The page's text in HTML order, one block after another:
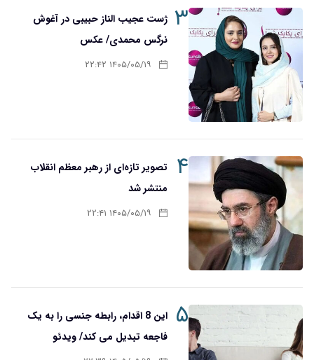
۳ ژست عجیب الناز حبیبی در آغوش
نرگس محمدی/ عکس
۱۴۰۵/۰۵/۱۹ ۲۲:۴۲
۴
تصویر تازه‌ای از رهبر معظم انقلاب
منتشر شد
۱۴۰۵/۰۵/۱۹ ۲۲:۴۱
۵
این 8 اقدام، رابطه جنسی را به یک
فاجعه تبدیل می کند/ ویدئو